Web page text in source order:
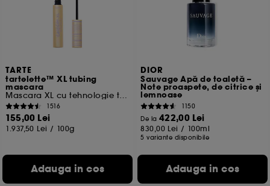
TARTE
tartelette™ XL tubing
mascara
Mascara XL cu tehnologie tubing
1516
155,00 Lei
1.937,50 Lei / 100g
Adauga in cos
DIOR
Sauvage Apă de toaletă –
Note proaspete, de citrice și
lemnoase
1150
De la 422,00 Lei
830,00 Lei / 100ml
5 variante disponibile
Adauga in cos